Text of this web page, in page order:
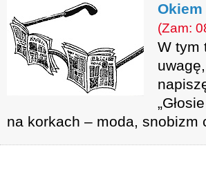
Okiem
(Zam:
W tym
na korkach – moda, snobizm